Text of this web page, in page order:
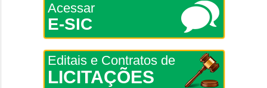
Acessar
E-SIC
Editais e Contratos de
LICITAÇÕES